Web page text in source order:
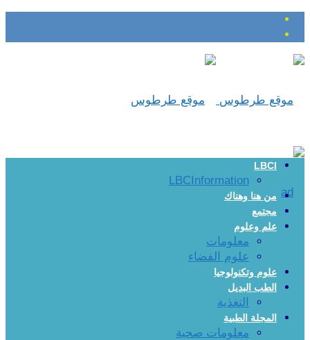
LBCI
LBCInformation
من هنا وهناك
مجتمع
علم وعلوم
معلومات
علوم الفضاء
علوم وتكنولوجيا
الطب البديل
التغذية
المجلة الطبية
معلومات صحية